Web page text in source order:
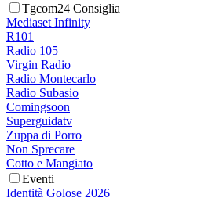
Tgcom24 Consiglia
Mediaset Infinity
R101
Radio 105
Virgin Radio
Radio Montecarlo
Radio Subasio
Comingsoon
Superguidatv
Zuppa di Porro
Non Sprecare
Cotto e Mangiato
Eventi
Identità Golose 2026